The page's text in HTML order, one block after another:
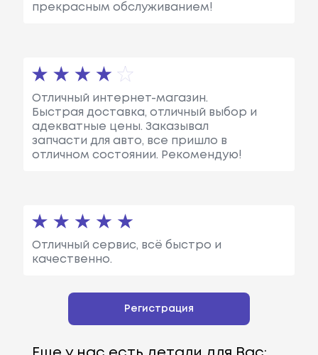
прекрасным обслуживанием!
Отличный интернет-магазин.
Быстрая доставка, отличный выбор и
адекватные цены. Заказывал
запчасти для авто, все пришло в
отличном состоянии. Рекомендую!
Отличный сервис, всё быстро и
качественно.
Регистрация